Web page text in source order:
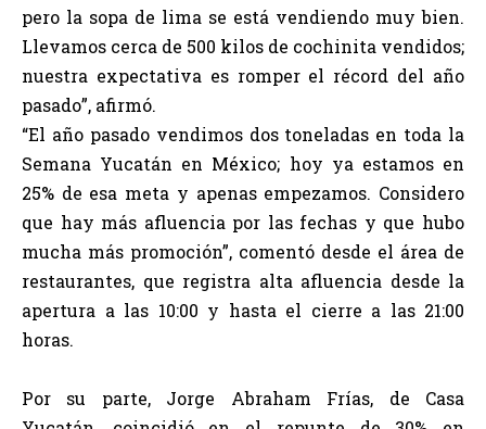
pero la sopa de lima se está vendiendo muy bien.
Llevamos cerca de 500 kilos de cochinita vendidos;
nuestra expectativa es romper el récord del año
pasado”, afirmó.
“El año pasado vendimos dos toneladas en toda la
Semana Yucatán en México; hoy ya estamos en
25% de esa meta y apenas empezamos. Considero
que hay más afluencia por las fechas y que hubo
mucha más promoción”, comentó desde el área de
restaurantes, que registra alta afluencia desde la
apertura a las 10:00 y hasta el cierre a las 21:00
horas.
Por su parte, Jorge Abraham Frías, de Casa